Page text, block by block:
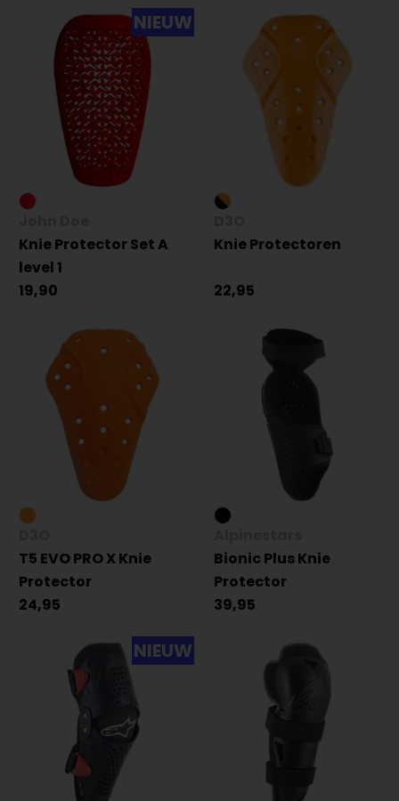
NIEUW
Knie Protector Set A
level 1
19,90
Knie Protectoren
22,95
T5 EVO PRO X Knie
Protector
24,95
Bionic Plus Knie
Protector
39,95
NIEUW